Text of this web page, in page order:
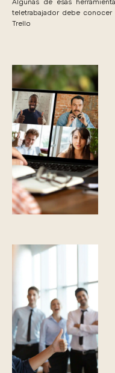
teletrabajador debe conocer
Trello